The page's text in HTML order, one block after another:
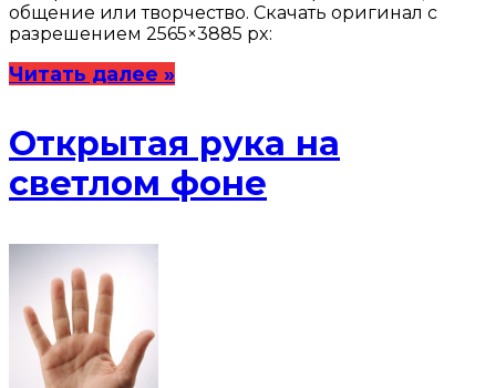
общение или творчество. Скачать оригинал с
разрешением 2565×3885 px:
Читать далее »
Открытая рука на
светлом фоне